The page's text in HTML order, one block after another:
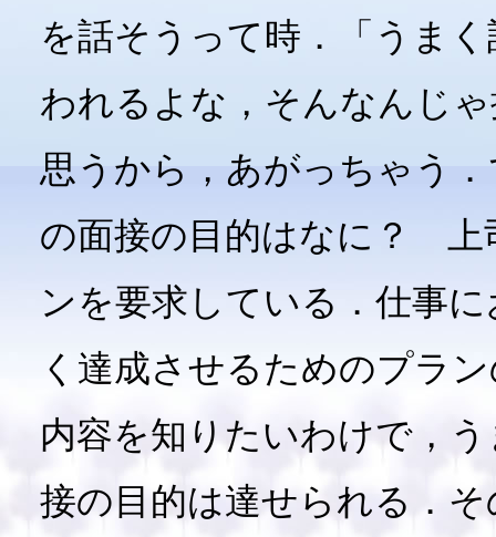
を話そうって時．「うま
われるよな，そんなんじ
思うから，あがっちゃう
の面接の目的はなに？ 上
ンを要求している．仕事
く達成させるためのプラ
内容を知りたいわけで，
接の目的は達せられる．